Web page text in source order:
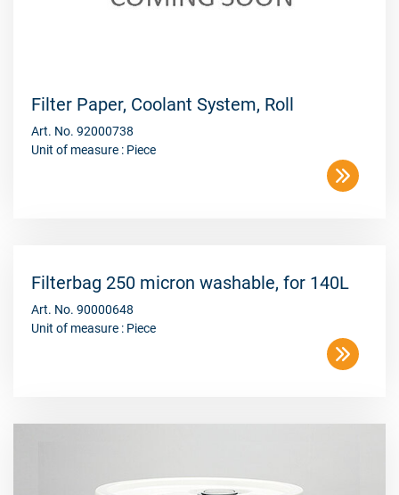
Filter Paper, Coolant System, Roll
Art. No. 92000738
Unit of measure : Piece
Filterbag 250 micron washable, for 140L
Art. No. 90000648
Unit of measure : Piece